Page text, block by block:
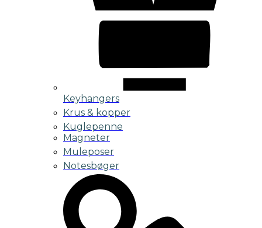
Keyhangers
Krus & kopper
Kuglepenne
Magneter
Muleposer
Notesbøger